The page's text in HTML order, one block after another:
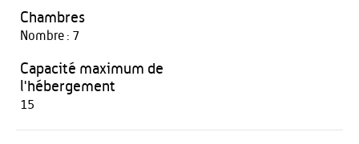
Chambres
Nombre : 7
Capacité maximum de
l'hébergement
15